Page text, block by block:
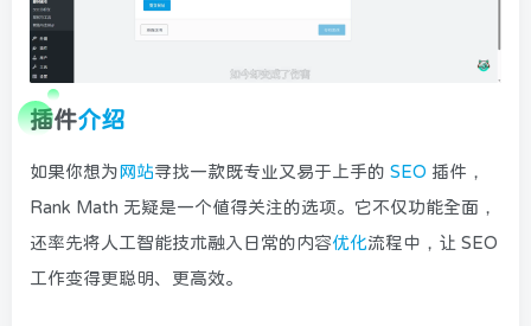
插件介绍
如果你想为网站寻找一款既专业又易于上手的 SEO 插件，
Rank Math 无疑是一个值得关注的选项。它不仅功能全面，
还率先将人工智能技术融入日常的内容优化流程中，让 SEO
工作变得更聪明、更高效。